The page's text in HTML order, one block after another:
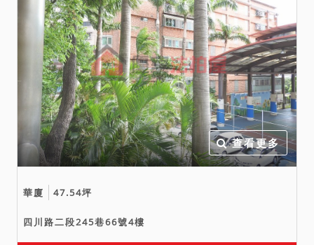
查看更多
華廈 47.54坪
四川路二段245巷66號4樓